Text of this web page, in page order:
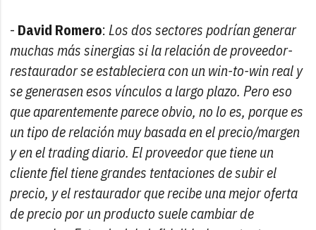
- David Romero:Los dos sectores podrían generar
muchas más sinergias si la relación de proveedor-
restaurador se estableciera con un win-to-win real y
se generasen esos vínculos a largo plazo. Pero eso
que aparentemente parece obvio, no lo es, porque es
un tipo de relación muy basada en el precio/margen
y en el trading diario. El proveedor que tiene un
cliente fiel tiene grandes tentaciones de subir el
precio, y el restaurador que recibe una mejor oferta
de precio por un producto suele cambiar de